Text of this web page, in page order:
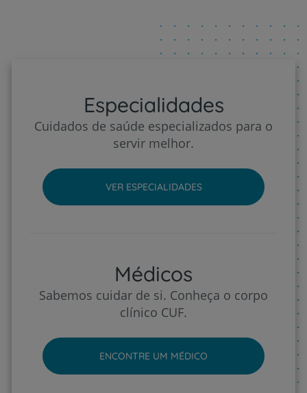
Especialidades
Cuidados de saúde especializados para o
servir melhor.
VER ESPECIALIDADES
Médicos
Sabemos cuidar de si. Conheça o corpo
clínico CUF.
ENCONTRE UM MÉDICO